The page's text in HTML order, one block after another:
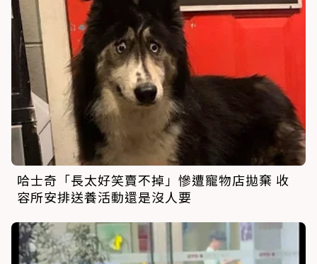
哈士奇「長太好笑賣不掉」慘遭寵物店拋棄 收
容所安排送養活動還是沒人要